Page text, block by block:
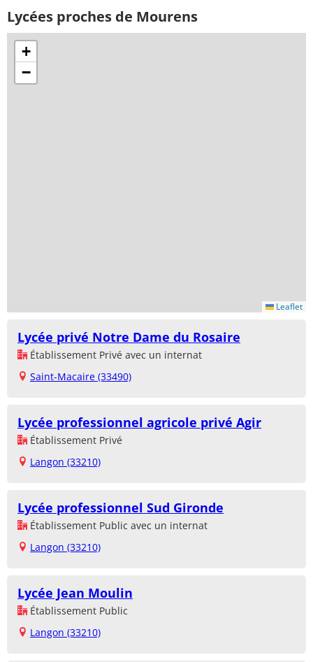
Lycées proches de Mourens
+
−
Leaflet
Lycée privé Notre Dame du Rosaire
Établissement Privé avec un internat
Saint-Macaire (33490)
Lycée professionnel agricole privé Agir
Établissement Privé
Langon (33210)
Lycée professionnel Sud Gironde
Établissement Public avec un internat
Langon (33210)
Lycée Jean Moulin
Établissement Public
Langon (33210)